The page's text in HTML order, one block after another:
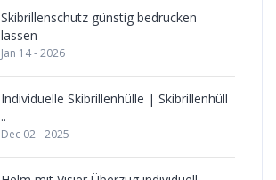
Skibrillenschutz günstig bedrucken
lassen
Jan 14 - 2026
Individuelle Skibrillenhülle | Skibrillenhüll
..
Dec 02 - 2025